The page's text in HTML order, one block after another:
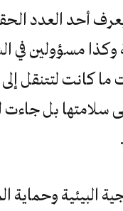
دون أن يعرف أحد
وكذا مسؤولين في
كانت لتتنقل إلى
سلامتها بل
البيئية وحماية